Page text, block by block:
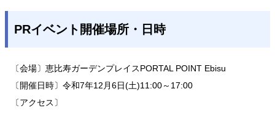
PRイベント開催場所・日時
〔会場〕恵比寿ガーデンプレイスPORTAL POINT Ebisu
〔開催日時〕令和7年12月6日(土)11:00～17:00
〔アクセス〕